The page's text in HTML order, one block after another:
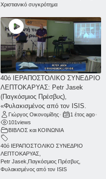
Χριστιανικό συγκρότημα
40ό ΙΕΡΑΠΟΣΤΟΛΙΚΟ ΣΥΝΕΔΡΙΟ
ΛΕΠΤΟΚΑΡΥΑΣ: Petr Jasek
(Παγκόσμιος Πρέσβυς),
«Φυλακισμένος από τον ISIS.
Γιώργος Οικονομίδης• 1 έτος ago•
101views
ΒΙΒΛΟΣ και ΚΟΙΝΩΝΙΑ
40ό ΙΕΡΑΠΟΣΤΟΛΙΚΟ ΣΥΝΕΔΡΙΟ
ΛΕΠΤΟΚΑΡΥΑΣ
Petr Jasek Παγκόσμιος Πρέσβυς
Φυλακισμένος από τον ISIS